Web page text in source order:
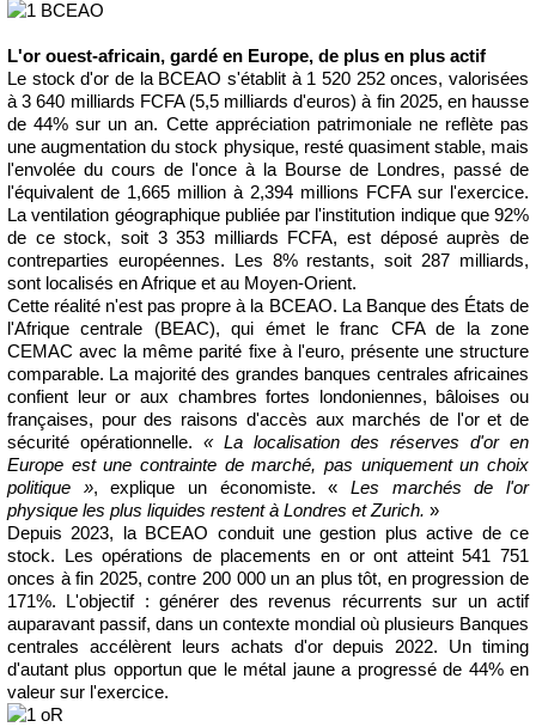
L'or ouest-africain, gardé en Europe, de plus en plus actif
Le stock d'or de la BCEAO s'établit à 1 520 252 onces, valorisées
à 3 640 milliards FCFA (5,5 milliards d'euros) à fin 2025, en hausse
de 44% sur un an. Cette appréciation patrimoniale ne reflète pas
une augmentation du stock physique, resté quasiment stable, mais
l'envolée du cours de l'once à la Bourse de Londres, passé de
l'équivalent de 1,665 million à 2,394 millions FCFA sur l'exercice.
La ventilation géographique publiée par l'institution indique que 92%
de ce stock, soit 3 353 milliards FCFA, est déposé auprès de
contreparties européennes. Les 8% restants, soit 287 milliards,
sont localisés en Afrique et au Moyen-Orient.
Cette réalité n'est pas propre à la BCEAO. La Banque des États de
l'Afrique centrale (BEAC), qui émet le franc CFA de la zone
CEMAC avec la même parité fixe à l'euro, présente une structure
comparable. La majorité des grandes banques centrales africaines
confient leur or aux chambres fortes londoniennes, bâloises ou
françaises, pour des raisons d'accès aux marchés de l'or et de
sécurité opérationnelle. « La localisation des réserves d'or en
Europe est une contrainte de marché, pas uniquement un choix
politique », explique un économiste. «Les marchés de l'or
physique les plus liquides restent à Londres et Zurich. »
Depuis 2023, la BCEAO conduit une gestion plus active de ce
stock. Les opérations de placements en or ont atteint 541 751
onces à fin 2025, contre 200 000 un an plus tôt, en progression de
171%. L'objectif : générer des revenus récurrents sur un actif
auparavant passif, dans un contexte mondial où plusieurs Banques
centrales accélèrent leurs achats d'or depuis 2022. Un timing
d'autant plus opportun que le métal jaune a progressé de 44% en
valeur sur l'exercice.